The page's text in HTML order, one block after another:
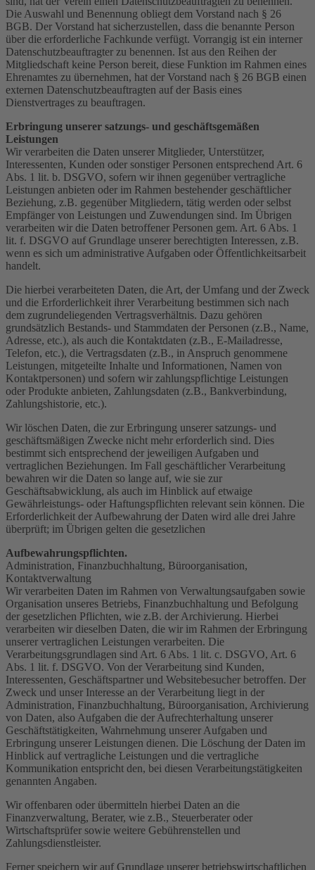
Die Auswahl und Benennung obliegt dem Vorstand nach § 26
BGB. Der Vorstand hat sicherzustellen, dass die benannte Person
über die erforderliche Fachkunde verfügt. Vorrangig ist ein interner
Datenschutzbeauftragter zu benennen. Ist aus den Reihen der
Mitgliedschaft keine Person bereit, diese Funktion im Rahmen eines
Ehrenamtes zu übernehmen, hat der Vorstand nach § 26 BGB einen
externen Datenschutzbeauftragten auf der Basis eines
Dienstvertrages zu beauftragen.
Erbringung unserer satzungs- und geschäftsgemäßen
Leistungen
Wir verarbeiten die Daten unserer Mitglieder, Unterstützer,
Interessenten, Kunden oder sonstiger Personen entsprechend Art. 6
Abs. 1 lit. b. DSGVO, sofern wir ihnen gegenüber vertragliche
Leistungen anbieten oder im Rahmen bestehender geschäftlicher
Beziehung, z.B. gegenüber Mitgliedern, tätig werden oder selbst
Empfänger von Leistungen und Zuwendungen sind. Im Übrigen
verarbeiten wir die Daten betroffener Personen gem. Art. 6 Abs. 1
lit. f. DSGVO auf Grundlage unserer berechtigten Interessen, z.B.
wenn es sich um administrative Aufgaben oder Öffentlichkeitsarbeit
handelt.
Die hierbei verarbeiteten Daten, die Art, der Umfang und der Zweck
und die Erforderlichkeit ihrer Verarbeitung bestimmen sich nach
dem zugrundeliegenden Vertragsverhältnis. Dazu gehören
grundsätzlich Bestands- und Stammdaten der Personen (z.B., Name,
Adresse, etc.), als auch die Kontaktdaten (z.B., E-Mailadresse,
Telefon, etc.), die Vertragsdaten (z.B., in Anspruch genommene
Leistungen, mitgeteilte Inhalte und Informationen, Namen von
Kontaktpersonen) und sofern wir zahlungspflichtige Leistungen
oder Produkte anbieten, Zahlungsdaten (z.B., Bankverbindung,
Zahlungshistorie, etc.).
Wir löschen Daten, die zur Erbringung unserer satzungs- und
geschäftsmäßigen Zwecke nicht mehr erforderlich sind. Dies
bestimmt sich entsprechend der jeweiligen Aufgaben und
vertraglichen Beziehungen. Im Fall geschäftlicher Verarbeitung
bewahren wir die Daten so lange auf, wie sie zur
Geschäftsabwicklung, als auch im Hinblick auf etwaige
Gewährleistungs- oder Haftungspflichten relevant sein können. Die
Erforderlichkeit der Aufbewahrung der Daten wird alle drei Jahre
überprüft; im Übrigen gelten die gesetzlichen
Aufbewahrungspflichten.
Administration, Finanzbuchhaltung, Büroorganisation,
Kontaktverwaltung
Wir verarbeiten Daten im Rahmen von Verwaltungsaufgaben sowie
Organisation unseres Betriebs, Finanzbuchhaltung und Befolgung
der gesetzlichen Pflichten, wie z.B. der Archivierung. Hierbei
verarbeiten wir dieselben Daten, die wir im Rahmen der Erbringung
unserer vertraglichen Leistungen verarbeiten. Die
Verarbeitungsgrundlagen sind Art. 6 Abs. 1 lit. c. DSGVO, Art. 6
Abs. 1 lit. f. DSGVO. Von der Verarbeitung sind Kunden,
Interessenten, Geschäftspartner und Websitebesucher betroffen. Der
Zweck und unser Interesse an der Verarbeitung liegt in der
Administration, Finanzbuchhaltung, Büroorganisation, Archivierung
von Daten, also Aufgaben die der Aufrechterhaltung unserer
Geschäftstätigkeiten, Wahrnehmung unserer Aufgaben und
Erbringung unserer Leistungen dienen. Die Löschung der Daten im
Hinblick auf vertragliche Leistungen und die vertragliche
Kommunikation entspricht den, bei diesen Verarbeitungstätigkeiten
genannten Angaben.
Wir offenbaren oder übermitteln hierbei Daten an die
Finanzverwaltung, Berater, wie z.B., Steuerberater oder
Wirtschaftsprüfer sowie weitere Gebührenstellen und
Zahlungsdienstleister.
Ferner speichern wir auf Grundlage unserer betriebswirtschaftlichen